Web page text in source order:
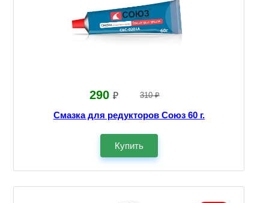
290 ₽ 310 ₽
Смазка для редукторов Союз 60 г.
Купить